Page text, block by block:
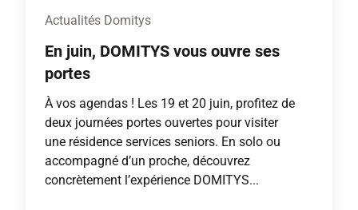
Actualités Domitys
En juin, DOMITYS vous ouvre ses
portes
À vos agendas ! Les 19 et 20 juin, profitez de
deux journées portes ouvertes pour visiter
une résidence services seniors. En solo ou
accompagné d’un proche, découvrez
concrètement l’expérience DOMITYS...